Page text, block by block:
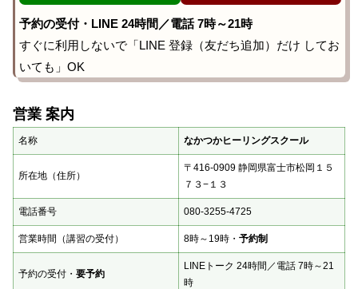
予約の受付・LINE 24時間／電話 7時～21時
すぐに利用しないで「LINE 登録（友だち追加）だけ してお
いても」OK
営業 案内
名称 なかつかヒーリングスクール
所在地（住所）
〒416-0909 静岡県富士市松岡１５
７３−１３
電話番号 080-3255-4725
営業時間（講習の受付） 8時～19時・ 予約制
予約の受付・ 要予約
LINEトーク 24時間／電話 7時～21
時